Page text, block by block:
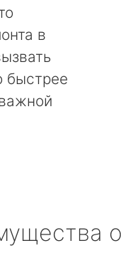
в
быстрее